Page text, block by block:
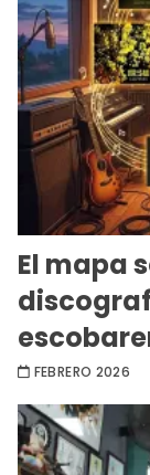
El mapa
FEBRERO 2026